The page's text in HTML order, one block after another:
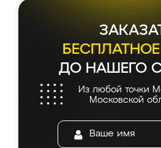
ДО НАШЕГО
Из любой точки
Московской